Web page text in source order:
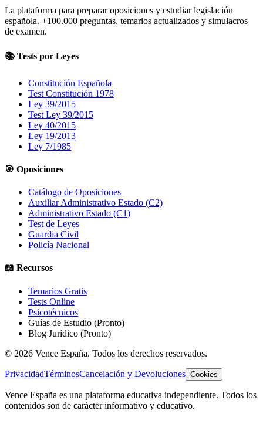
La plataforma para preparar oposiciones y estudiar legislación
española. +100.000 preguntas, temarios actualizados y simulacros
de examen.
📚 Tests por Leyes
Constitución Española
Test Constitución 1978
Ley 39/2015
Test Ley 39/2015
Ley 40/2015
Ley 19/2013
Ley 7/1985
🎯 Oposiciones
Catálogo de Oposiciones
Auxiliar Administrativo Estado (C2)
Administrativo Estado (C1)
Test de Leyes
Guardia Civil
Policía Nacional
📖 Recursos
Temarios Gratis
Tests Online
Psicotécnicos
Guías de Estudio (Pronto)
Blog Jurídico (Pronto)
© 2026 Vence España. Todos los derechos reservados.
PrivacidadTérminosCancelación y Devoluciones Cookies
Vence España es una plataforma educativa independiente. Todos los
contenidos son de carácter informativo y educativo.